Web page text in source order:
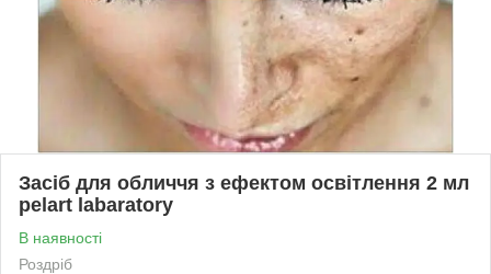
Засіб для обличчя з ефектом освітлення 2 мл
pelart labaratory
В наявності
Роздріб